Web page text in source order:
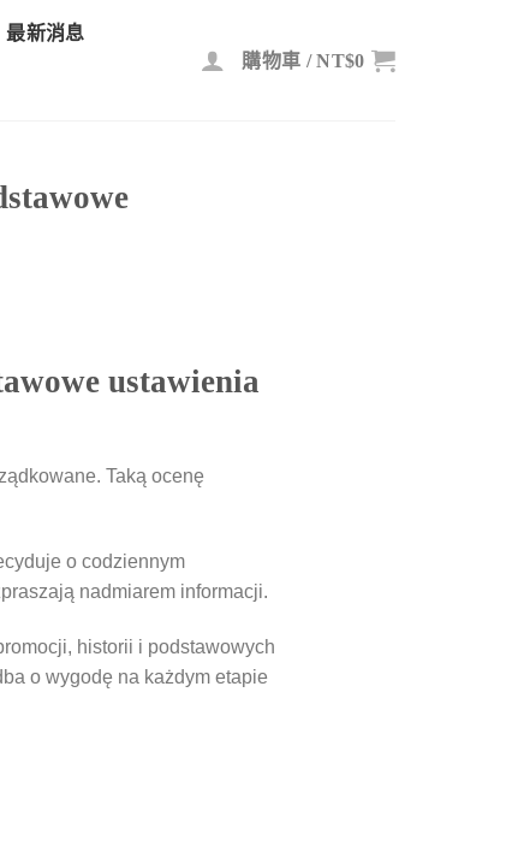
最新消息
購物車 /NT$0
ustawienia
Taką ocenę
o codziennym
nadmiarem informacji.
historii i podstawowych
o wygodę na każdym etapie